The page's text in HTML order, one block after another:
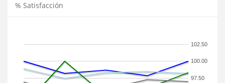
% Satisfacción
97.50
100.00
102.50